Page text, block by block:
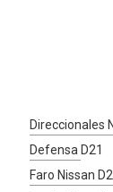
Direccionales
Defensa D21
Faro Nissan